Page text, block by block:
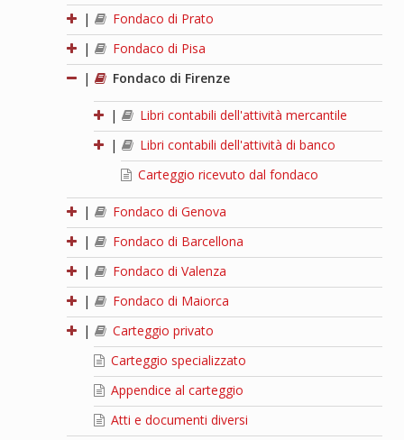
|
Fondaco di Prato
|
Fondaco di Pisa
|
Fondaco di Firenze
|
Libri contabili dell'attività mercantile
|
Libri contabili dell'attività di banco
Carteggio ricevuto dal fondaco
|
Fondaco di Genova
|
Fondaco di Barcellona
|
Fondaco di Valenza
|
Fondaco di Maiorca
|
Carteggio privato
Carteggio specializzato
Appendice al carteggio
Atti e documenti diversi